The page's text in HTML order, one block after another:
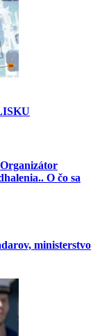
O čo sa
ministerstvo